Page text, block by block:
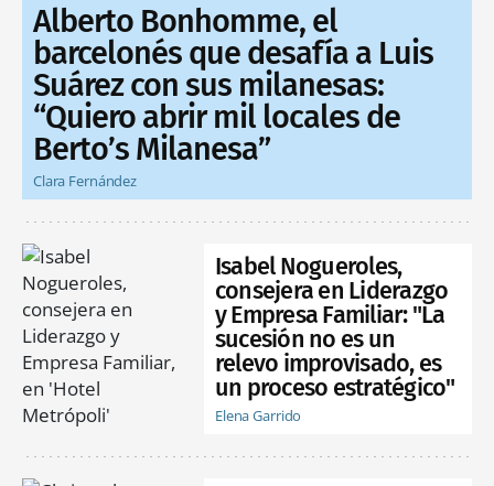
Alberto Bonhomme, el
barcelonés que desafía a Luis
Suárez con sus milanesas:
“Quiero abrir mil locales de
Berto’s Milanesa”
Clara Fernández
Isabel Nogueroles,
consejera en Liderazgo
y Empresa Familiar: "La
sucesión no es un
relevo improvisado, es
un proceso estratégico"
Elena Garrido